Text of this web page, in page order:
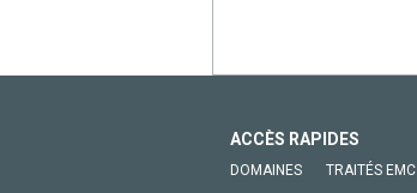
ACCÈS RAPIDES
DOMAINES TRAITÉS EMC